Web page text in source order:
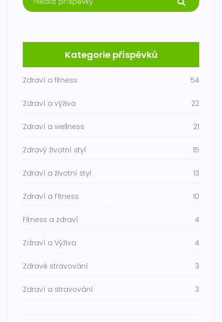
Kategorie příspěvků
Zdraví a fitness 54
Zdraví a výživa 22
Zdraví a wellness 21
Zdravý životní styl 15
Zdraví a životní styl 13
Zdraví a Fitness 10
Fitness a zdraví 4
Zdraví a Výživa 4
Zdravé stravování 3
Zdraví a stravování 3